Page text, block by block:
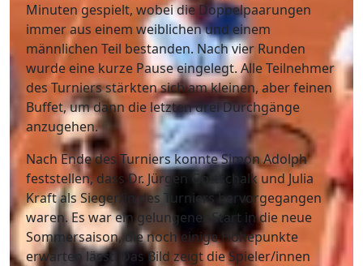
Minuten gespielt, wobei die Doppelpaarungen
immer aus einem weiblichen und einem
männlichen Teil bestanden. Nach vier Runden
wurde eine kurze Pause eingelegt. Alle Teilnehmer
des Turniers stärkten sich am kleinen, aber feinen
Buffet, um dann die letzten drei Durchgänge
anzugehen.
Nach Ende des Turniers konnte Simon Adolph
feststellen, dass Dr. Jürgen Gottschalk und Julia
Kraft als Sieger/in des Turniers hervorgegangen
waren. Es war ein gelungener Start in die neue
Sommersaison, die noch einige Höhepunkte
erwarten lässt. Das Bild zeigt die Spieler/innen